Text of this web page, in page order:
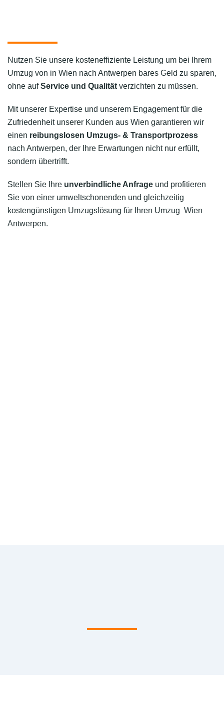
Nutzen Sie unsere kosteneffiziente Leistung um bei Ihrem
Umzug von in Wien nach Antwerpen bares Geld zu sparen,
ohne aufService und Qualität verzichten zu müssen.
Mit unserer Expertise und unserem Engagement für die
Zufriedenheit unserer Kunden aus Wien garantieren wir
einen reibungslosen Umzugs- & Transportprozess
nach Antwerpen, der Ihre Erwartungen nicht nur erfüllt,
sondern übertrifft.
Stellen Sie Ihre unverbindliche Anfrage und profitieren
Sie von einer umweltschonenden und gleichzeitig
kostengünstigen Umzugslösung für Ihren Umzug Wien
Antwerpen.